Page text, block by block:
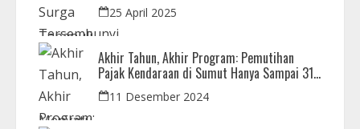
25 April 2025
Akhir Tahun, Akhir Program: Pemutihan
Pajak Kendaraan di Sumut Hanya Sampai 31
Desember
11 Desember 2024